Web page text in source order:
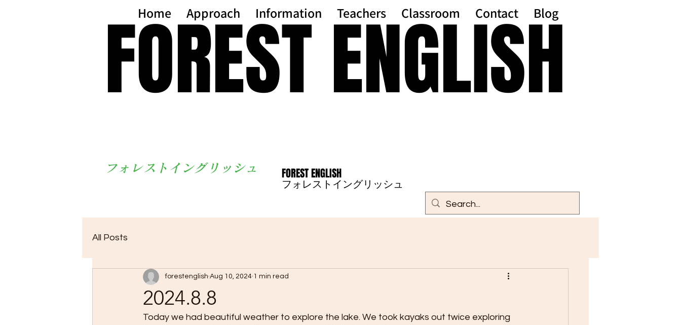
フォレストイングリッシュ
FOREST ENGLISH
FOREST ENGLISH
Home Approach Information Teachers Classroom Contact Blog
All Posts
2024.8.8
forestenglish Aug 10, 2024 1 min read
Today we had beautiful weather to explore the lake. We took kayaks out twice exploring
FOREST ENGLISH
フォレストイングリッシュ
FOREST ENGLISH
フォレストイングリッシュ